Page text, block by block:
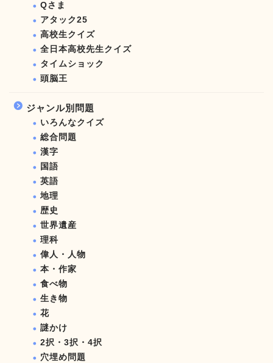
Qさま
アタック25
高校生クイズ
全日本高校先生クイズ
タイムショック
頭脳王
ジャンル別問題
いろんなクイズ
総合問題
漢字
国語
英語
地理
歴史
世界遺産
理科
偉人・人物
本・作家
食べ物
生き物
花
謎かけ
2択・3択・4択
穴埋め問題